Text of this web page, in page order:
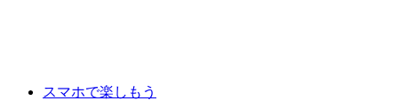
スマホで楽しもう